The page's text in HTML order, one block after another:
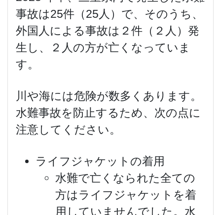
事故は25件（25人）で、そのうち、
外国人による事故は２件（２人）発
生し、２人の方が亡くなっていま
す。
川や海には危険が数多くあります。
水難事故を防止するため、次の点に
注意してください。
ライフジャケットの着用
水難で亡くなられた全ての
方はライフジャケットを着
用していませんでした。水